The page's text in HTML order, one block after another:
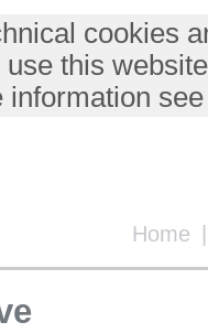
Home
cookies
this
information